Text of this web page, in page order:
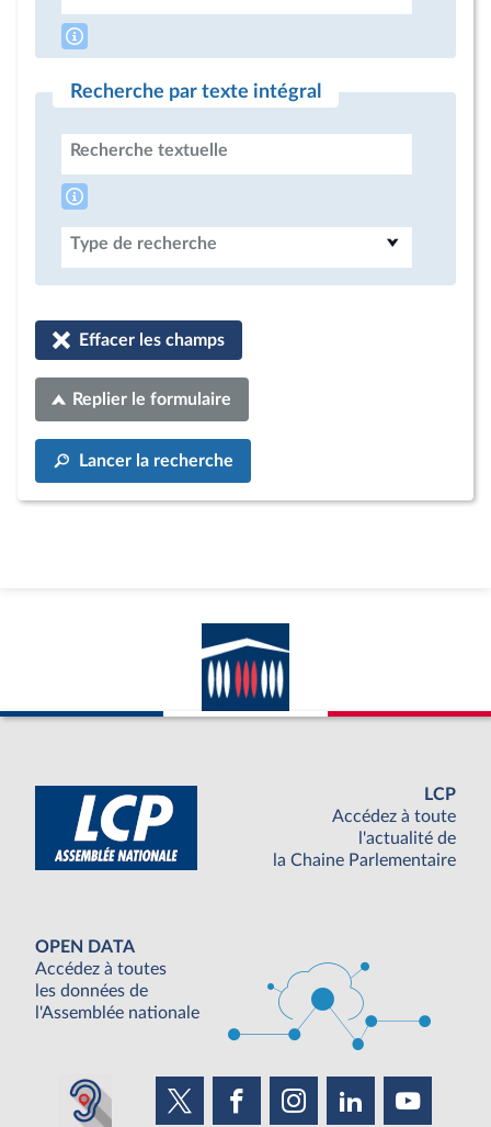
Recherche par texte intégral
Recherche textuelle
Type de recherche
Effacer les champs
Replier le formulaire
Lancer la recherche
LCP
Accédez à toute
l'actualité de
la Chaine Parlementaire
OPEN DATA
Accédez à toutes
les données de
l'Assemblée nationale